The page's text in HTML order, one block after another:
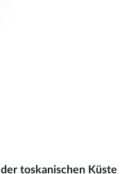
der toskanischen Küste